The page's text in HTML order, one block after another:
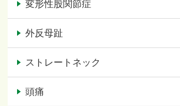
変形性股関節症
外反母趾
ストレートネック
頭痛